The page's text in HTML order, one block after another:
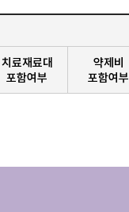
치료재료대
포함여부
약제비
포함여부